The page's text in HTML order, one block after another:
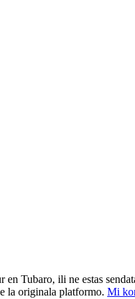
Tubaro, ili ne estas
la originala platformo. Mi